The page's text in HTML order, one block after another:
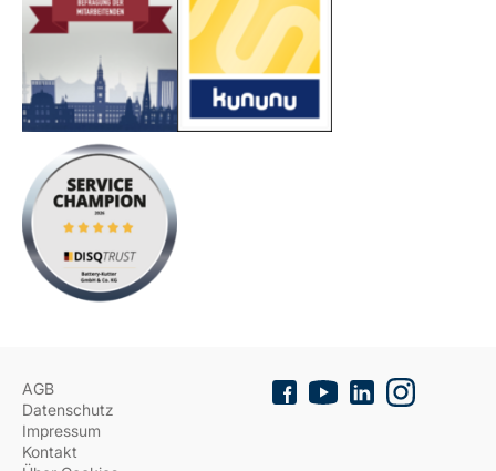
AGB
Datenschutz
Impressum
Kontakt